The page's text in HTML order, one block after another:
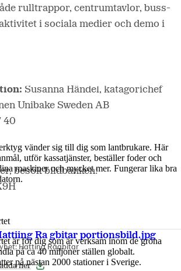
vänder sig till dig som lantbrukare. Här
utför kassatjänster, beställer foder och
maskiner och mycket mer. Fungerar lika bra
är för dig som är verksam inom de gröna
på ca 40 miljoner ställen globalt.
på nästan 2000 stationer i Sverige.
rulltrappor, centrumtavlor, buss-
i sociala medier och demo i
Susanna Händel, katagorichef
Unibake Sweden AB
40
besök bildbanken:
Ra gbitar portionsbild.jpg
Hatting Rågbitar
ner